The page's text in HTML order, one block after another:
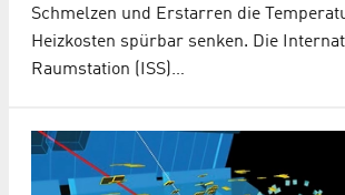
Schmelzen und Erstarren die
Heizkosten spürbar senken. Die
Raumstation (ISS)…